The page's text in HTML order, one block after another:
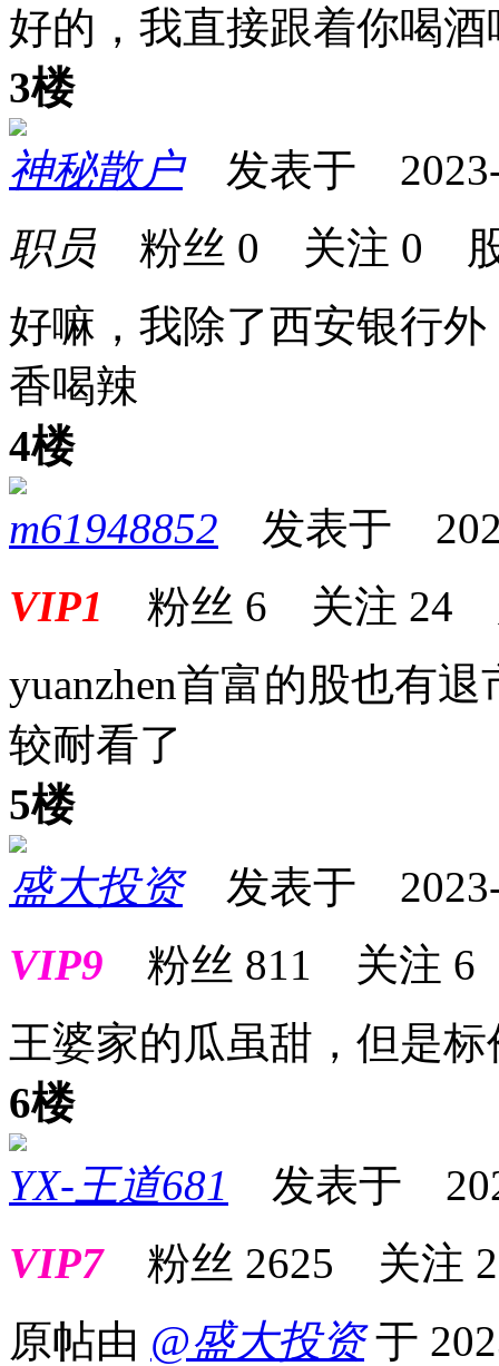
好的，我直接跟着你喝
3楼
神秘散户发表于 2023-
职员 粉丝 0 关注 0
好嘛，我除了西安银行
香喝辣
4楼
m61948852 发表于
VIP1 粉丝 6 关注 24
yuanzhen首富的股也有
较耐看了
5楼
盛大投资发表于 2023-
VIP9 粉丝 811 关注 6
王婆家的瓜虽甜，但是
6楼
YX-王道681
发表于
VIP7粉丝 2625 关注
原帖由 @盛大投资 于